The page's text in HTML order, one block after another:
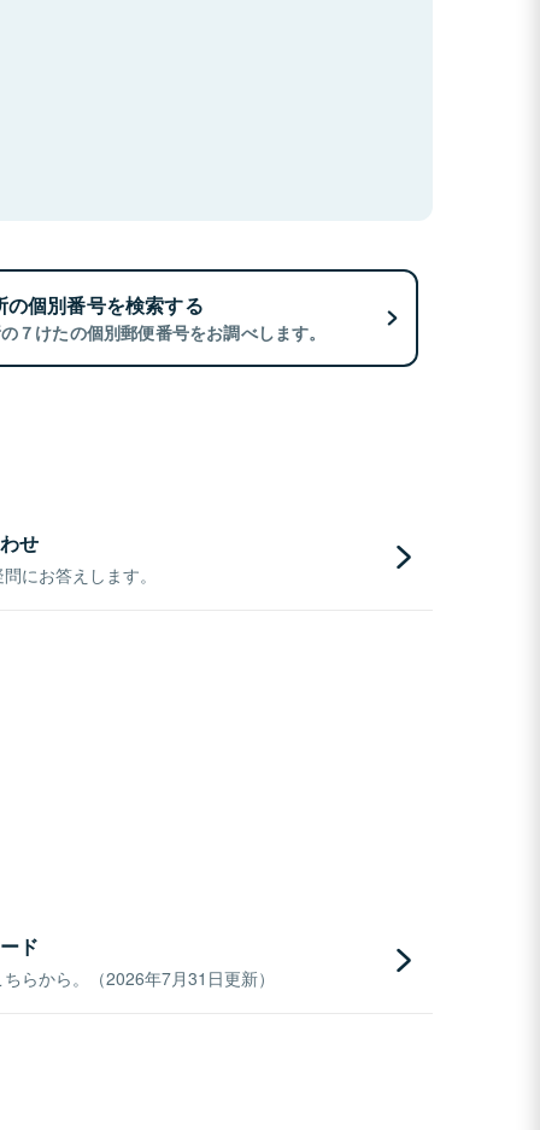
の個別番号を検索する
７けたの個別郵便番号をお調べします。
せ
にお答えします。
ド
らから。（2026年7月31日更新）